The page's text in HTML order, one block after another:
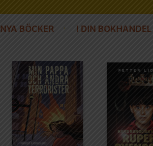
NYA BÖCKER I DIN